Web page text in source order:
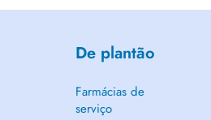
De plantão
Farmácias de
serviço